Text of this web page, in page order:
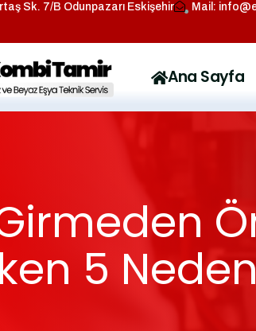
Sk. 7/B Odunpazarı Eskişehir Mail:
Ana Sayfa
5 Neden